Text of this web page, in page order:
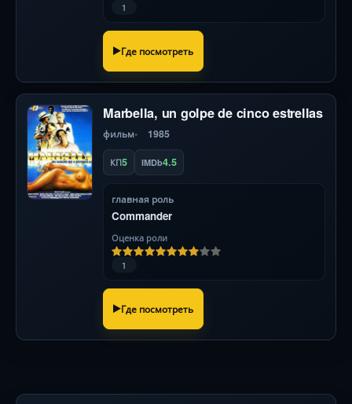
1
Где посмотреть
Marbella, un golpe de cinco estrellas
фильм 1985
КП5 IMDb4.5
главная роль
Commander
Оценка роли
1
Где посмотреть